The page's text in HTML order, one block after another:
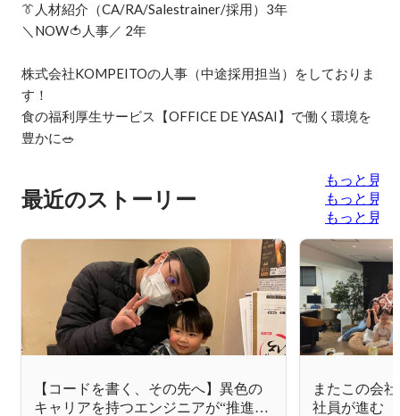
👔人材紹介（CA/RA/Salestrainer/採用）3年
＼NOW🍅人事／ 2年
株式会社KOMPEITOの人事（中途採用担当）をしておりま
す！
食の福利厚生サービス【OFFICE DE YASAI】で働く環境を
豊かに🥗
最近のストーリー
もっと見る
もっと見る
もっと見る
【コードを書く、その先へ】異色の
キャリアを持つエンジニアが“推進
またこの会
社員が進む